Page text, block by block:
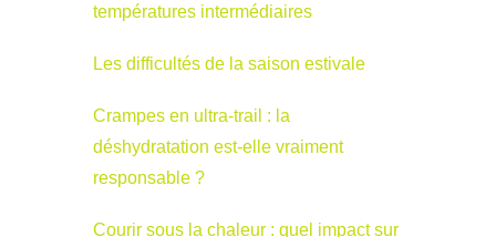
températures intermédiaires
Les difficultés de la saison estivale
Crampes en ultra-trail : la
déshydratation est-elle vraiment
responsable ?
Courir sous la chaleur : quel impact sur